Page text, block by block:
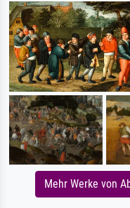
Mehr Werke von